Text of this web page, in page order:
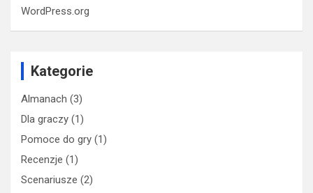
WordPress.org
Kategorie
Almanach (3)
Dla graczy (1)
Pomoce do gry (1)
Recenzje (1)
Scenariusze (2)